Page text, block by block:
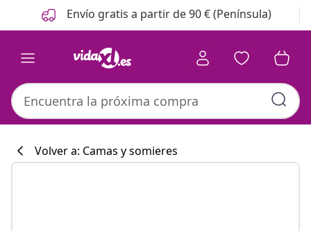
Anterior
Siguiente Envío gratis a partir de 90 € (Península)
Volver a: Camas y somieres